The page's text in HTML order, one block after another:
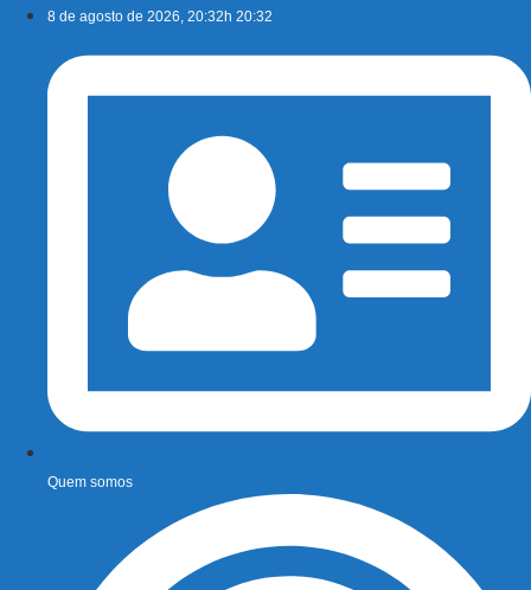
conteúdo
8 de agosto de 2026, 20:32h 20:32
Quem somos